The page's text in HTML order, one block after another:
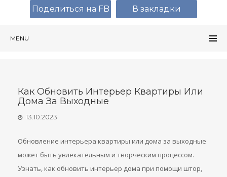
MENU
Как Обновить Интерьер Квартиры Или
Дома За Выходные
13.10.2023
Обновление интерьера квартиры или дома за выходные
может быть увлекательным и творческим процессом.
Узнать, как обновить интерьер дома при помощи штор,
Поделиться на FB В закладки